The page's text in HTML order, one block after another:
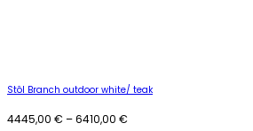
Stôl Branch outdoor white/ teak
4445,00 € –6410,00 €